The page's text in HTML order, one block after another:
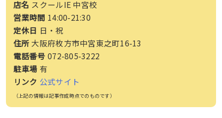
店名 スクールIE 中宮校
営業時間 14:00-21:30
定休日 日・祝
住所 大阪府枚方市中宮東之町16-13
電話番号 072-805-3222
駐車場 有
リンク 公式サイト
（上記の情報は記事作成時点でのものです）